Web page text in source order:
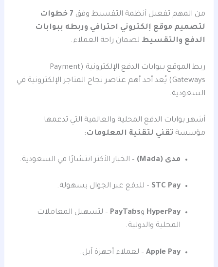
من المهم تفعيل أنظمة التقسيط وفق
7 خطوات
لتصميم موقع إلكتروني احترافي وربطه ببوابات
الدفع والتقسيط لضمان راحة العملاء.
ربط الموقع ببوابات الدفع الإلكترونية (Payment
Gateways) يُعد أحد أهم عناصر نجاح المتاجر الإلكترونية في
السعودية.
أشهر بوابات الدفع المحلية والعالمية التي تدعمها
مؤسسة تقني لتقنية المعلومات:
مدى (Mada) – الخيار الأكثر انتشارًا في السعودية.
STC Pay – للدفع عبر الجوال بسهولة.
HyperPay وPayTabs – لتسهيل المعاملات
المحلية والدولية.
Apple Pay – لعملاء أجهزة آبل.